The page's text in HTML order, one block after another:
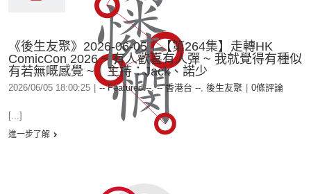
《後生友聚》2026-06-05︱【第264集】走轉HK
ComicCon 2026 ~ 有人歡喜有人彈 ~ 我就覺得有種似
有若無嘅感覺 ~｜主持：Jack、諾少
2026/06/05 18:00:25 -- Featured --,-- 香港台 --, 後生友聚 0條評論
[...]
進一步了解